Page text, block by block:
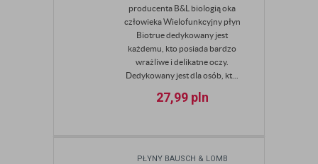
producenta B&L biologią oka
człowieka Wielofunkcyjny płyn
Biotrue dedykowany jest
każdemu, kto posiada bardzo
wrażliwe i delikatne oczy.
Dedykowany jest dla osób, kt...
27,99 pln
PŁYNY BAUSCH & LOMB